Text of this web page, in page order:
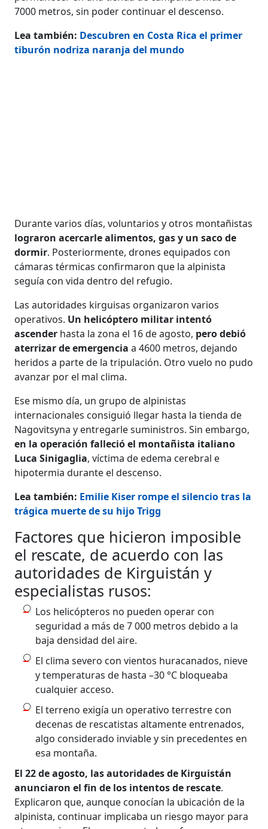
7000 metros, sin poder continuar el descenso.
Lea también: Descubren en Costa Rica el primer
tiburón nodriza naranja del mundo
Durante varios días, voluntarios y otros montañistas
lograron acercarle alimentos, gas y un saco de
dormir. Posteriormente, drones equipados con
cámaras térmicas confirmaron que la alpinista
seguía con vida dentro del refugio.
Las autoridades kirguisas organizaron varios
operativos. Un helicóptero militar intentó
ascender hasta la zona el 16 de agosto, pero debió
aterrizar de emergencia a 4600 metros, dejando
heridos a parte de la tripulación. Otro vuelo no pudo
avanzar por el mal clima.
Ese mismo día, un grupo de alpinistas
internacionales consiguió llegar hasta la tienda de
Nagovitsyna y entregarle suministros. Sin embargo,
en la operación falleció el montañista italiano
Luca Sinigaglia, víctima de edema cerebral e
hipotermia durante el descenso.
Lea también: Emilie Kiser rompe el silencio tras la
trágica muerte de su hijo Trigg
Factores que hicieron imposible
el rescate, de acuerdo con las
autoridades de Kirguistán y
especialistas rusos:
Los helicópteros no pueden operar con
seguridad a más de 7 000 metros debido a la
baja densidad del aire.
El clima severo con vientos huracanados, nieve
y temperaturas de hasta –30 °C bloqueaba
cualquier acceso.
El terreno exigía un operativo terrestre con
decenas de rescatistas altamente entrenados,
algo considerado inviable y sin precedentes en
esa montaña.
El 22 de agosto, las autoridades de Kirguistán
anunciaron el fin de los intentos de rescate.
Explicaron que, aunque conocían la ubicación de la
alpinista, continuar implicaba un riesgo mayor para